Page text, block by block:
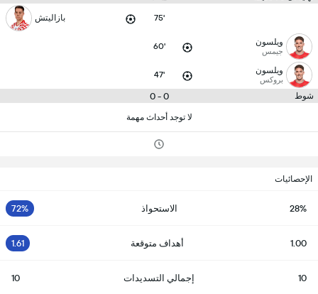
75' بازاليتش
ويلسون
جيمس 60'
ويلسون
بروكس 47'
شوط 0 - 0
لا توجد أحداث مهمة
الإحصائيات
28% الاستحواذ 72%
1.00 أهداف متوقعة 1.61
10 إجمالي التسديدات 10